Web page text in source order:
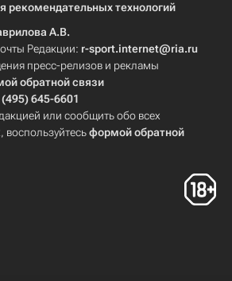
рекомендательных технологий
А.В.
Редакции: r-sport.internet@ria.ru
пресс-релизов и рекламы
обратной связи
(495) 645-6601
или сообщить обо всех
формой обратной